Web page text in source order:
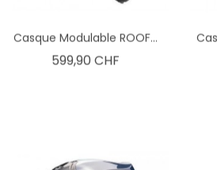
Casque Modulable ROOF...
599,90 CHF